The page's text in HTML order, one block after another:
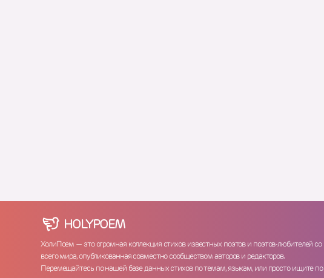
HOLYPOEM
ХолиПоем — это огромная коллекция стихов известных поэтов и поэтов-любителей со
всего мира, опубликованная совместно сообществом авторов и редакторов.
Перемещайтесь по нашей базе данных стихов по темам, языкам, или просто ищите по